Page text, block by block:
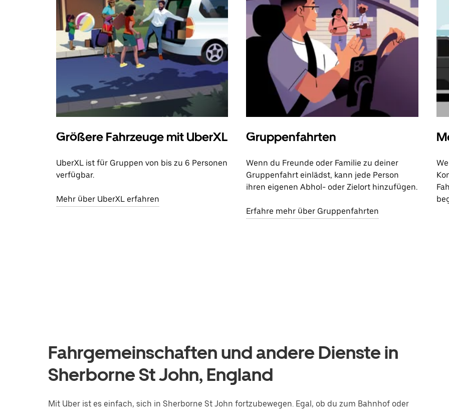
Größere Fahrzeuge mit UberXL
UberXL ist für Gruppen von bis zu 6 Personen
verfügbar.
Mehr über UberXL erfahren
Gruppenfahrten
Wenn du Freunde oder Familie zu deiner
Gruppenfahrt einlädst, kann jede Person
ihren eigenen Abhol- oder Zielort hinzufügen.
Erfahre mehr über Gruppenfahrten
Fahrgemeinschaften und andere Dienste in
Sherborne St John, England
Mit Uber ist es einfach, sich in Sherborne St John fortzubewegen. Egal, ob du zum Bahnhof oder